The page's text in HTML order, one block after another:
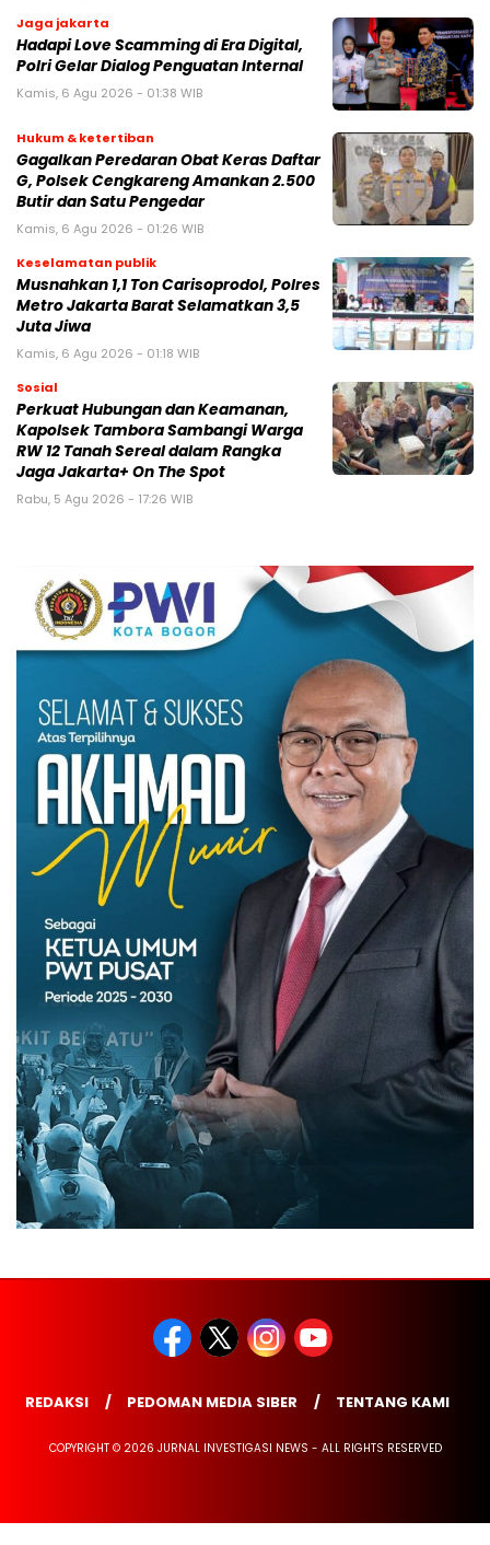
Jaga jakarta
Hadapi Love Scamming di Era Digital,
Polri Gelar Dialog Penguatan Internal
Kamis, 6 Agu 2026 - 01:38 WIB
Hukum & ketertiban
Gagalkan Peredaran Obat Keras Daftar
G, Polsek Cengkareng Amankan 2.500
Butir dan Satu Pengedar
Kamis, 6 Agu 2026 - 01:26 WIB
Keselamatan publik
Musnahkan 1,1 Ton Carisoprodol, Polres
Metro Jakarta Barat Selamatkan 3,5
Juta Jiwa
Kamis, 6 Agu 2026 - 01:18 WIB
Sosial
Perkuat Hubungan dan Keamanan,
Kapolsek Tambora Sambangi Warga
RW 12 Tanah Sereal dalam Rangka
Jaga Jakarta+ On The Spot
Rabu, 5 Agu 2026 - 17:26 WIB
REDAKSI PEDOMAN MEDIA SIBER TENTANG KAMI
COPYRIGHT © 2026 JURNAL INVESTIGASI NEWS - ALL RIGHTS RESERVED